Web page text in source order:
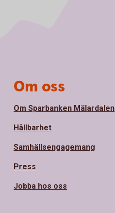
Om oss
Om Sparbanken Mälardalen
Hållbarhet
Samhällsengagemang
Press
Jobba hos oss